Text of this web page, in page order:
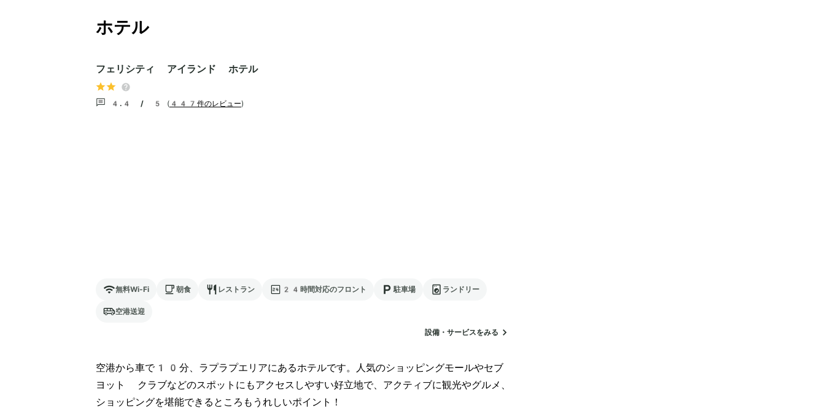
ホテル
フェリシティ アイランド ホテル
4.4 / 5 ( 447件のレビュー)
無料Wi-Fi 朝食 レストラン 24時間対応のフロント 駐車場 ランドリー
空港送迎
設備・サービスをみる
空港から車で10分、ラプラプエリアにあるホテルです。人気のショッピングモールやセブ
ヨット クラブなどのスポットにもアクセスしやすい好立地で、アクティブに観光やグルメ、
ショッピングを堪能できるところもうれしいポイント！